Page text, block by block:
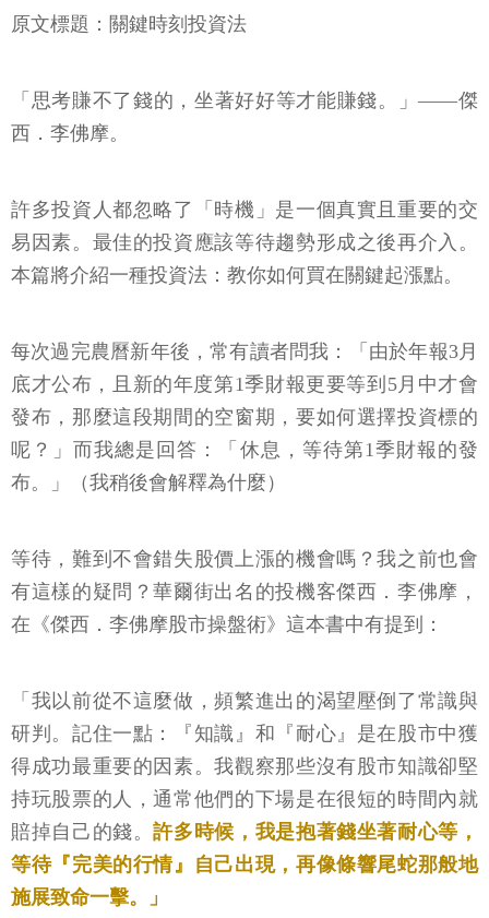
原文標題：關鍵時刻投資法
「思考賺不了錢的，坐著好好等才能賺錢。」——傑
西．李佛摩。
許多投資人都忽略了「時機」是一個真實且重要的交
易因素。最佳的投資應該等待趨勢形成之後再介入。
本篇將介紹一種投資法：教你如何買在關鍵起漲點。
每次過完農曆新年後，常有讀者問我：「由於年報3月
底才公布，且新的年度第1季財報更要等到5月中才會
發布，那麼這段期間的空窗期，要如何選擇投資標的
呢？」而我總是回答：「休息，等待第1季財報的發
布。」（我稍後會解釋為什麼）
等待，難到不會錯失股價上漲的機會嗎？我之前也會
有這樣的疑問？華爾街出名的投機客傑西．李佛摩，
在《傑西．李佛摩股市操盤術》這本書中有提到：
「我以前從不這麼做，頻繁進出的渴望壓倒了常識與
研判。記住一點：『知識』和『耐心』是在股市中獲
得成功最重要的因素。我觀察那些沒有股市知識卻堅
持玩股票的人，通常他們的下場是在很短的時間內就
賠掉自己的錢。許多時候，我是抱著錢坐著耐心等，
等待『完美的行情』自己出現，再像條響尾蛇那般地
施展致命一擊。」